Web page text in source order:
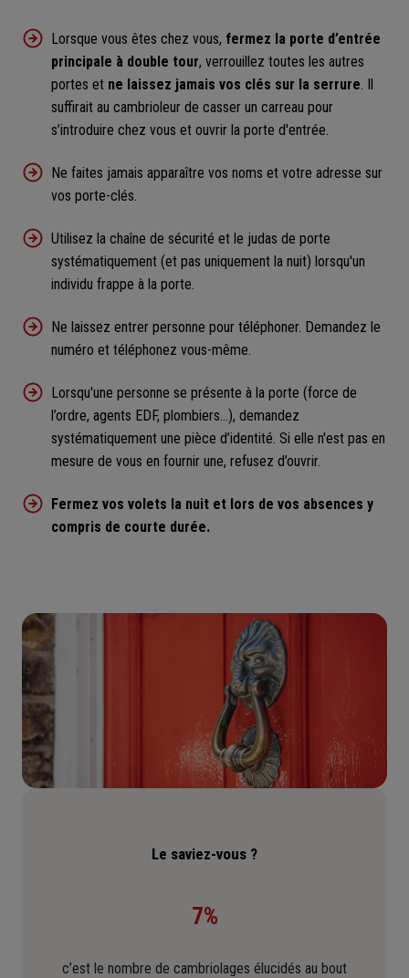
Lorsque vous êtes chez vous, fermez la porte d’entrée
principale à double tour, verrouillez toutes les autres
portes et ne laissez jamais vos clés sur la serrure . Il
suffirait au cambrioleur de casser un carreau pour
s’introduire chez vous et ouvrir la porte d'entrée.
Ne faites jamais apparaître vos noms et votre adresse sur
vos porte-clés.
Utilisez la chaîne de sécurité et le judas de porte
systématiquement (et pas uniquement la nuit) lorsqu'un
individu frappe à la porte.
Ne laissez entrer personne pour téléphoner. Demandez le
numéro et téléphonez vous-même.
Lorsqu'une personne se présente à la porte (force de
l’ordre, agents EDF, plombiers...), demandez
systématiquement une pièce d’identité. Si elle n'est pas en
mesure de vous en fournir une, refusez d’ouvrir.
Fermez vos volets la nuit et lors de vos absences y
compris de courte durée.
Le saviez-vous ?
7%
c’est le nombre de cambriolages élucidés au bout